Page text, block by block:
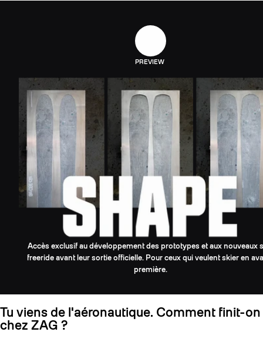
PREVIEW
Accès exclusif au développement des prototypes et aux nouveaux
freeride avant leur sortie officielle. Pour ceux qui veulent skier en
première.
Tu viens de l'aéronautique. Comment finit-on
chez ZAG ?